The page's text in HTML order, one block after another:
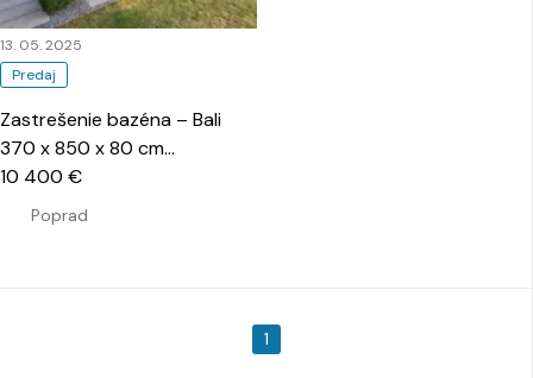
Predaj
13. 05. 2025
Zastrešenie bazéna – Bali
370 x 850 x 80 cm…
Poprad
10 400 €
1